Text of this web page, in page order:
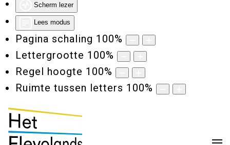
Scherm lezer
Lees modus
Pagina schaling 100%
Lettergrootte 100%
Regel hoogte 100%
Ruimte tussen letters 100%